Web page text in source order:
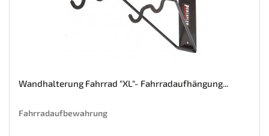
Wandhalterung Fahrrad "XL"- Fahrradaufhängung...
Fahrradaufbewahrung